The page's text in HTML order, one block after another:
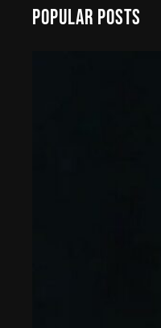
r
Popular Posts